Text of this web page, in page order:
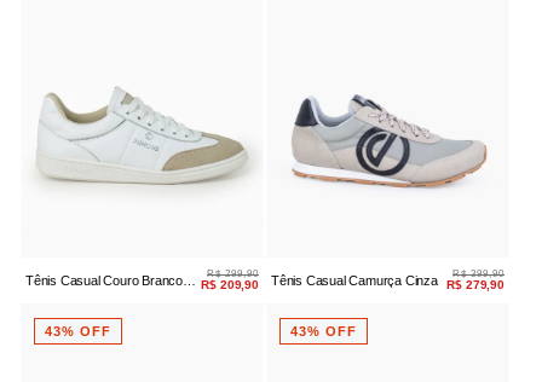
Tênis Casual Couro Branco
R$ 299,90
R$ 209,90 Tênis Casual Camurça Cinza R$ 399,90
R$ 279,90
43% OFF 43% OFF